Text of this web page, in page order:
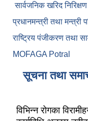
सार्वजनिक खरिद
प्रधानमन्त्री तथा मन्त्री
राष्ट्रिय पंजीकरण तथा
MOFAGA Potral
सूचना तथा
विभिन्न रोगका